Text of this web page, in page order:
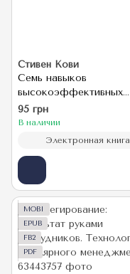
Стивен Кови
Семь навыков
высокоэффективных
людей
95 грн
В наличии
Электронная книга
MOBI
EPUB
FB2
PDF